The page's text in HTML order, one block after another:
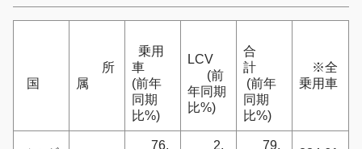
国
所
属
乗用
車
(前年
同期
比%)
LCV
(前
年同期
比%)
合
計
(前年
同期
比%)
※全
乗用車
76,
2,
79,